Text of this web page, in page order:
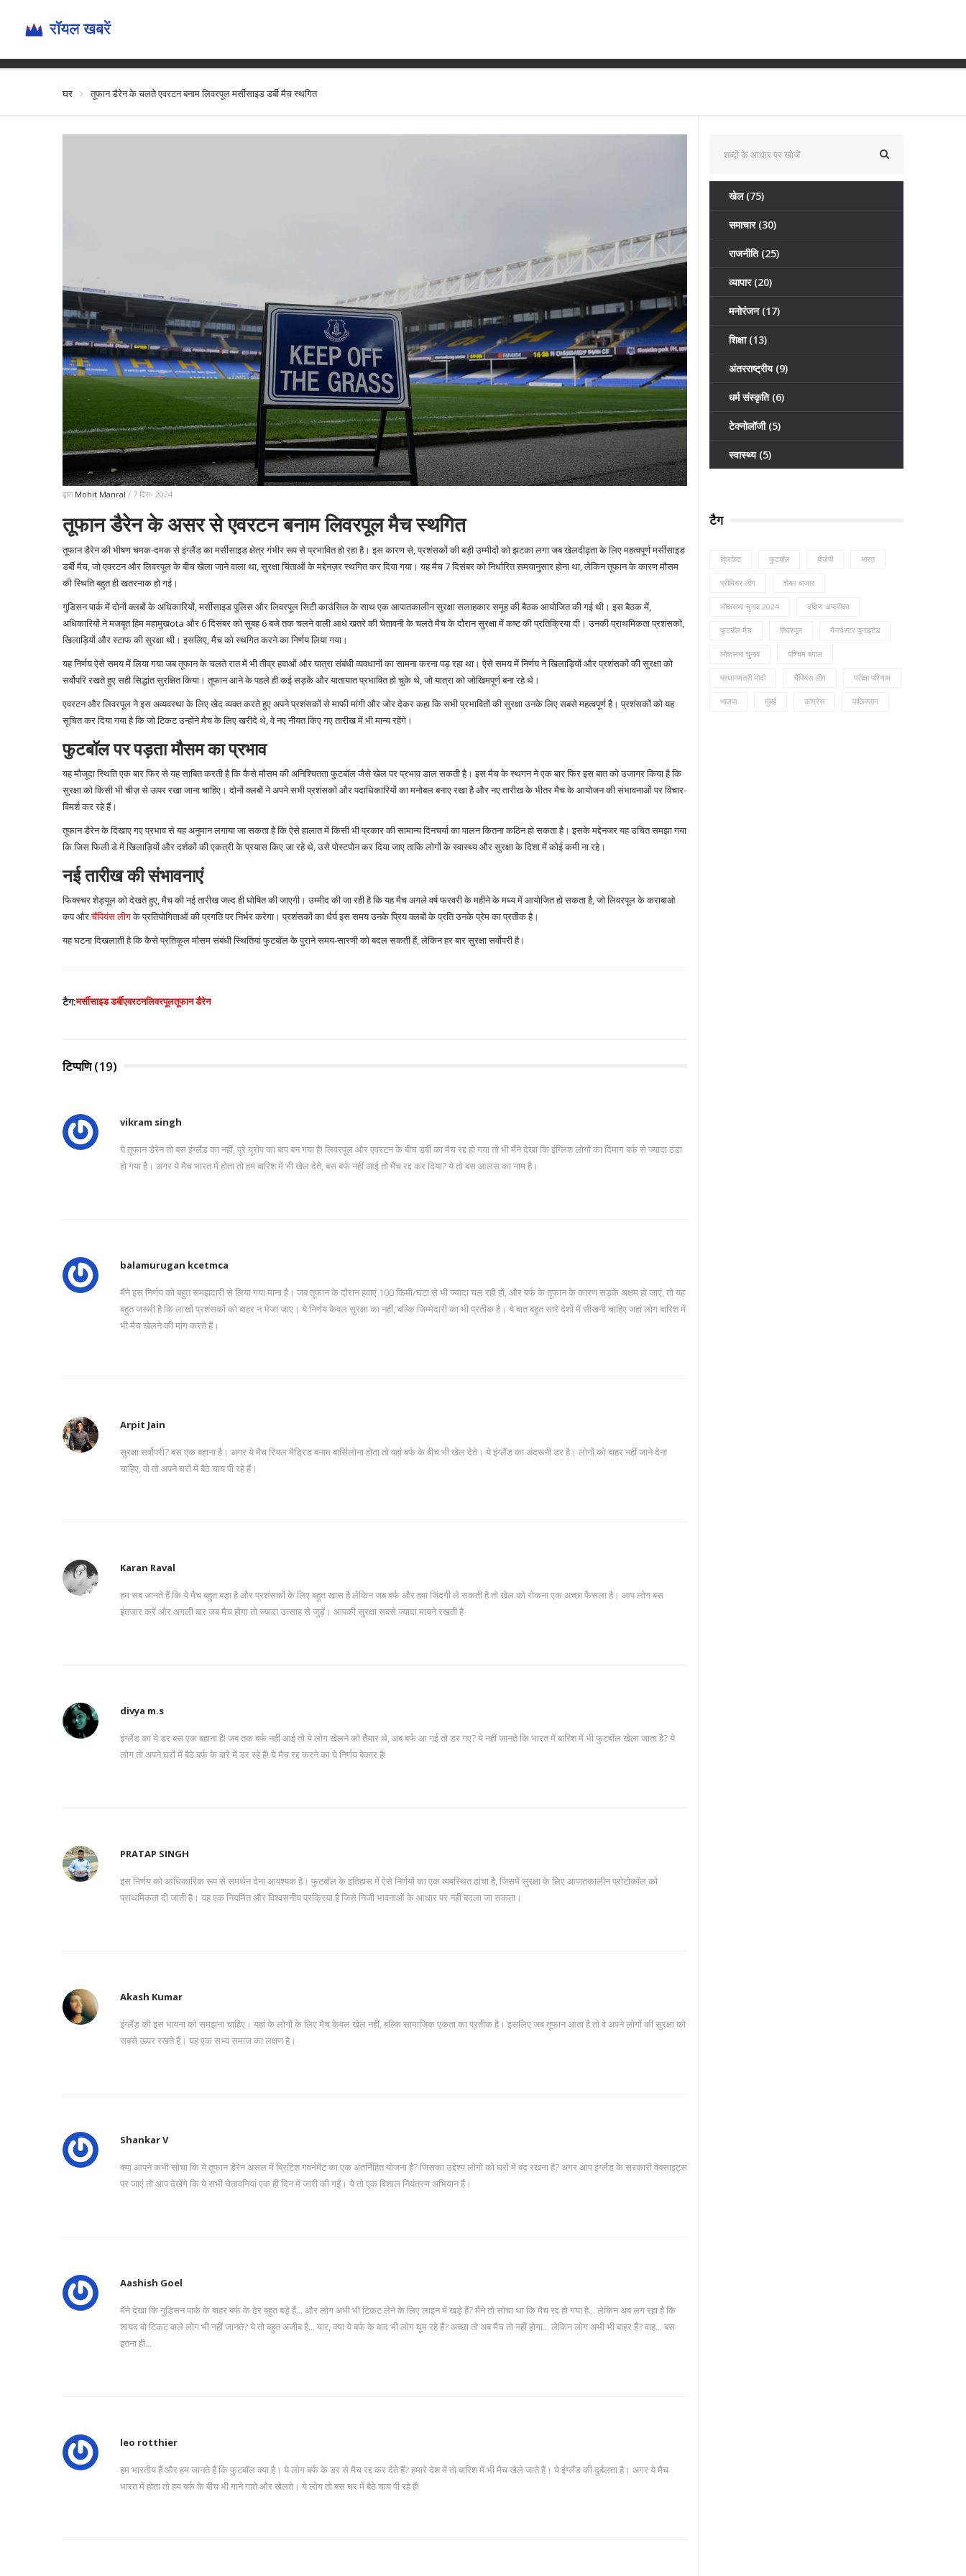
तूफान डैरेन के चलते एवरटन बनाम लिवरपूल मर्सीसाइड डर्बी मैच स्थगित
घर तूफान डैरेन के चलते एवरटन बनाम लिवरपूल मर्सीसाइड डर्बी मैच स्थगित
द्वारा Mohit Manral / 7 दिस॰ 2024
तूफान डैरेन के असर से एवरटन बनाम लिवरपूल मैच स्थगित
तूफान डैरेन की भीषण चमक-दमक से इंग्लैंड का मर्सीसाइड क्षेत्र गंभीर रूप से प्रभावित हो रहा है। इस कारण से, प्रशंसकों की बड़ी उम्मीदों को झटका लगा जब खेलदीढ़ता के लिए महत्वपूर्ण मर्सीसाइड
डर्बी मैच, जो एवरटन और लिवरपूल के बीच खेला जाने वाला था, सुरक्षा चिंताओं के मद्देनज़र स्थगित कर दिया गया। यह मैच 7 दिसंबर को निर्धारित समयानुसार होना था, लेकिन तूफान के कारण मौसम
की स्थिति बहुत ही खतरनाक हो गई।
गुडिसन पार्क में दोनों क्लबों के अधिकारियों, मर्सीसाइड पुलिस और लिवरपूल सिटी काउंसिल के साथ एक आपातकालीन सुरक्षा सलाहकार समूह की बैठक आयोजित की गई थी। इस बैठक में,
अधिकारियों ने मजबूत हिम महामुखota और 6 दिसंबर को सुबह 6 बजे तक चलने वाली आधे खतरे की चेतावनी के चलते मैच के दौरान सुरक्षा में कष्ट की प्रतिक्रिया दी। उनकी प्राथमिकता प्रशंसकों,
खिलाड़ियों और स्टाफ की सुरक्षा थी। इसलिए, मैच को स्थगित करने का निर्णय लिया गया।
यह निर्णय ऐसे समय में लिया गया जब तूफान के चलते रात में भी तीव्र हवाओं और यात्रा संबंधी व्यवधानों का सामना करना पड़ रहा था। ऐसे समय में निर्णय ने खिलाड़ियों और प्रशंसकों की सुरक्षा को
सर्वोपरि रखते हुए सही सिद्धांत सुरक्षित किया। तूफान आने के पहले ही कई सड़कें और यातायात प्रभावित हो चुके थे, जो यात्रा को जोखिमपूर्ण बना रहे थे।
एवरटन और लिवरपूल ने इस अव्यवस्था के लिए खेद व्यक्त करते हुए अपने प्रशंसकों से माफी मांगी और जोर देकर कहा कि सभी प्रभावितों की सुरक्षा उनके लिए सबसे महत्वपूर्ण है। प्रशंसकों को यह
सूचित कर दिया गया है कि जो टिकट उन्होंने मैच के लिए खरीदे थे, वे नए नीयत किए गए तारीख में भी मान्य रहेंगे।
फुटबॉल पर पड़ता मौसम का प्रभाव
यह मौजूदा स्थिति एक बार फिर से यह साबित करती है कि कैसे मौसम की अनिश्चितता फुटबॉल जैसे खेल पर प्रभाव डाल सकती है। इस मैच के स्थगन ने एक बार फिर इस बात को उजागर किया है कि
सुरक्षा को किसी भी चीज़ से ऊपर रखा जाना चाहिए। दोनों क्लबों ने अपने सभी प्रशंसकों और पदाधिकारियों का मनोबल बनाए रखा है और नए तारीख के भीतर मैच के आयोजन की संभावनाओं पर विचार-
विमर्श कर रहे हैं।
तूफान डैरेन के दिखाए गए प्रभाव से यह अनुमान लगाया जा सकता है कि ऐसे हालात में किसी भी प्रकार की सामान्य दिनचर्या का पालन कितना कठिन हो सकता है। इसके मद्देनजर यह उचित समझा गया
कि जिस फिली डे में खिलाड़ियों और दर्शकों की एकत्री के प्रयास किए जा रहे थे, उसे पोस्टपोन कर दिया जाए ताकि लोगों के स्वास्थ्य और सुरक्षा के दिशा में कोई कमी ना रहे।
नई तारीख की संभावनाएं
फिक्स्चर शेड्यूल को देखते हुए, मैच की नई तारीख जल्द ही घोषित की जाएगी। उम्मीद की जा रही है कि यह मैच अगले वर्ष फरवरी के महीने के मध्य में आयोजित हो सकता है, जो लिवरपूल के कराबाओ
कप औरचैंपियंस लीगके प्रतियोगिताओं की प्रगति पर निर्भर करेगा। प्रशंसकों का धैर्य इस समय उनके प्रिय क्लबों के प्रति उनके प्रेम का प्रतीक है।
यह घटना दिखलाती है कि कैसे प्रतिकूल मौसम संबंधी स्थितियां फुटबॉल के पुराने समय-सारणी को बदल सकती हैं, लेकिन हर बार सुरक्षा सर्वोपरी है।
टैग:मर्सीसाइड डर्बीएवरटनलिवरपूलतूफान डैरेन
टिप्पणि (19)
vikram singh
ये तूफान डैरेन तो बस इंग्लैंड का नहीं, पूरे यूरोप का बाप बन गया है! लिवरपूल और एवरटन के बीच डर्बी का मैच रद्द हो गया तो भी मैंने देखा कि इंग्लिश लोगों का दिमाग बर्फ से ज्यादा ठंडा
हो गया है। अगर ये मैच भारत में होता तो हम बारिश में भी खेल देते, बस बर्फ नहीं आई तो मैच रद्द कर दिया? ये तो बस आलस का नाम है।
balamurugan kcetmca
मैंने इस निर्णय को बहुत समझदारी से लिया गया माना है। जब तूफान के दौरान हवाएं 100 किमी/घंटा से भी ज्यादा चल रही हों, और बर्फ के तूफान के कारण सड़कें अक्षम हो जाएं, तो यह
बहुत जरूरी है कि लाखों प्रशंसकों को बाहर न भेजा जाए। ये निर्णय केवल सुरक्षा का नहीं, बल्कि जिम्मेदारी का भी प्रतीक है। ये बात बहुत सारे देशों में सीखनी चाहिए जहां लोग बारिश में
भी मैच खेलने की मांग करते हैं।
Arpit Jain
सुरक्षा सर्वोपरी? बस एक बहाना है। अगर ये मैच रियल मैड्रिड बनाम बार्सिलोना होता तो वहां बर्फ के बीच भी खेल देते। ये इंग्लैंड का अंदरूनी डर है। लोगों को बाहर नहीं जाने देना
चाहिए, वो तो अपने घरों में बैठे चाय पी रहे हैं।
Karan Raval
हम सब जानते हैं कि ये मैच बहुत बड़ा है और प्रशंसकों के लिए बहुत खास है लेकिन जब बर्फ और हवा जिंदगी ले सकती है तो खेल को रोकना एक अच्छा फैसला है। आप लोग बस
इंतजार करें और अगली बार जब मैच होगा तो ज्यादा उत्साह से जुड़ें। आपकी सुरक्षा सबसे ज्यादा मायने रखती है
divya m.s
इंग्लैंड का ये डर बस एक बहाना है! जब तक बर्फ नहीं आई तो ये लोग खेलने को तैयार थे, अब बर्फ आ गई तो डर गए? ये नहीं जानते कि भारत में बारिश में भी फुटबॉल खेला जाता है? ये
लोग तो अपने घरों में बैठे बर्फ के बारे में डर रहे हैं! ये मैच रद्द करने का ये निर्णय बेकार है!
PRATAP SINGH
इस निर्णय को आधिकारिक रूप से समर्थन देना आवश्यक है। फुटबॉल के इतिहास में ऐसे निर्णयों का एक व्यवस्थित ढांचा है, जिसमें सुरक्षा के लिए आपातकालीन प्रोटोकॉल को
प्राथमिकता दी जाती है। यह एक नियमित और विश्वसनीय प्रक्रिया है जिसे निजी भावनाओं के आधार पर नहीं बदला जा सकता।
Akash Kumar
इंग्लैंड की इस भावना को समझना चाहिए। यहां के लोगों के लिए मैच केवल खेल नहीं, बल्कि सामाजिक एकता का प्रतीक है। इसलिए जब तूफान आता है तो वे अपने लोगों की सुरक्षा को
सबसे ऊपर रखते हैं। यह एक सभ्य समाज का लक्षण है।
Shankar V
क्या आपने कभी सोचा कि ये तूफान डैरेन असल में ब्रिटिश गवर्नमेंट का एक अंतर्निहित योजना है? जिसका उद्देश्य लोगों को घरों में बंद रखना है? अगर आप इंग्लैंड के सरकारी वेबसाइट्स
पर जाएं तो आप देखेंगे कि ये सभी चेतावनियां एक ही दिन में जारी की गईं। ये तो एक विशाल नियंत्रण अभियान है।
Aashish Goel
मैंने देखा कि गुडिसन पार्क के बाहर बर्फ के ढेर बहुत बड़े हैं... और लोग अभी भी टिकट लेने के लिए लाइन में खड़े हैं? मैंने तो सोचा था कि मैच रद्द हो गया है... लेकिन अब लग रहा है कि
शायद वो टिकट वाले लोग भी नहीं जानते? ये तो बहुत अजीब है... यार, क्या ये बर्फ के बाद भी लोग घूम रहे हैं? अच्छा तो अब मैच तो नहीं होगा... लेकिन लोग अभी भी बाहर हैं? वाह... बस
इतना ही...
leo rotthier
हम भारतीय हैं और हम जानते हैं कि फुटबॉल क्या है। ये लोग बर्फ के डर से मैच रद्द कर देते हैं? हमारे देश में तो बारिश में भी मैच खेले जाते हैं। ये इंग्लैंड की दुर्बलता है। अगर ये मैच
भारत में होता तो हम बर्फ के बीच भी गाने गाते और खेलते। ये लोग तो बस घर में बैठे चाय पी रहे हैं!
खेल (75)
समाचार (30)
राजनीति (25)
व्यापार (20)
मनोरंजन (17)
शिक्षा (13)
अंतरराष्ट्रीय (9)
धर्म संस्कृति (6)
टेक्नोलॉजी (5)
स्वास्थ्य (5)
टैग
क्रिकेट फुटबॉल बीजेपी भारत
प्रीमियर लीग शेयर बाजार
लोकसभा चुनाव 2024 दक्षिण अफ्रीका
फुटबॉल मैच लिवरपूल मैनचेस्टर यूनाइटेड
लोकसभा चुनाव पश्चिम बंगाल
प्रधानमंत्री मोदी चैंपियंस लीग परीक्षा परिणाम
भाजपा मुंबई कांग्रेस पाकिस्तान